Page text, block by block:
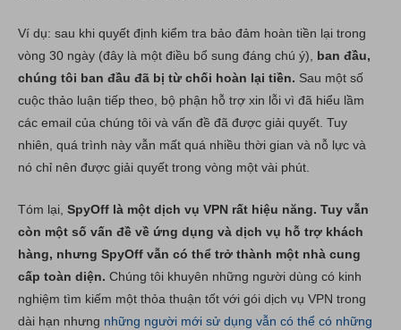
Ví dụ: sau khi quyết định kiểm tra bảo đảm hoàn tiền lại trong
vòng 30 ngày (đây là một điều bổ sung đáng chú ý), ban đầu,
chúng tôi ban đầu đã bị từ chối hoàn lại tiền. Sau một số
cuộc thảo luận tiếp theo, bộ phận hỗ trợ xin lỗi vì đã hiểu lầm
các email của chúng tôi và vấn đề đã được giải quyết. Tuy
nhiên, quá trình này vẫn mất quá nhiều thời gian và nỗ lực và
nó chỉ nên được giải quyết trong vòng một vài phút.
Tóm lại, SpyOff là một dịch vụ VPN rất hiệu năng. Tuy vẫn
còn một số vấn đề về ứng dụng và dịch vụ hỗ trợ khách
hàng, nhưng SpyOff vẫn có thể trở thành một nhà cung
cấp toàn diện. Chúng tôi khuyên những người dùng có kinh
nghiệm tìm kiếm một thỏa thuận tốt với gói dịch vụ VPN trong
dài hạn nhưng những người mới sử dụng vẫn có thể có những